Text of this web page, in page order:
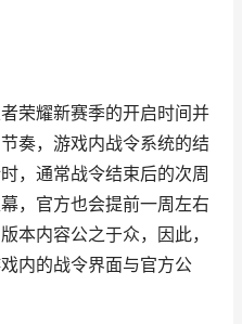
荣耀新赛季的开启时间并
奏，游戏内战令系统的结
，通常战令结束后的次周
，官方也会提前一周左右
本内容公之于众，因此，
内的战令界面与官方公